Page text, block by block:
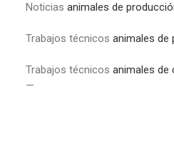
Noticias animales de
Trabajos técnicos animales de
Trabajos técnicos animales de
—